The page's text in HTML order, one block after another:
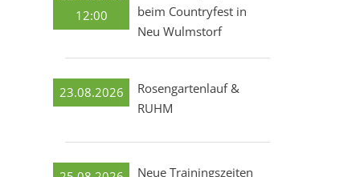
12:00
beim Countryfest in
Neu Wulmstorf
23.08.2026
Rosengartenlauf &
RUHM
Neue Trainingszeiten